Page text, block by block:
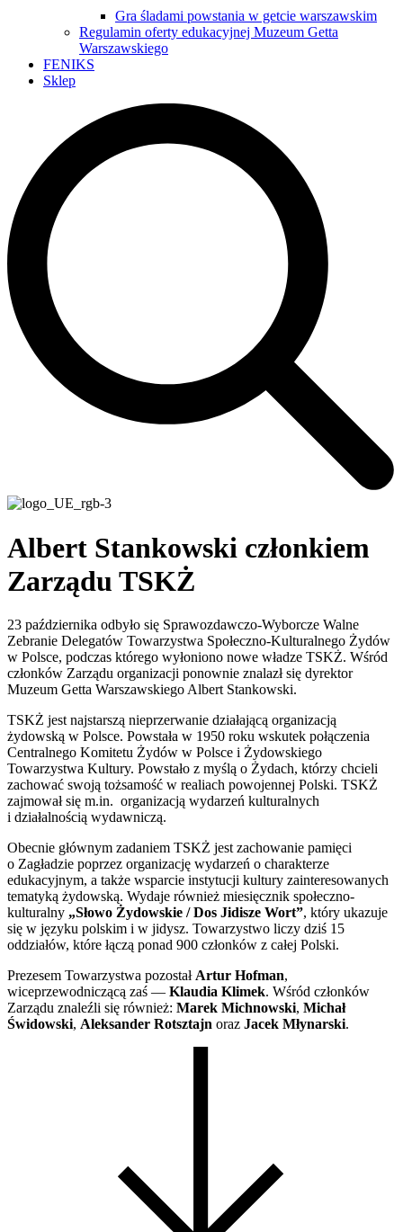
Gra śladami powstania w getcie warszawskim
Regulamin oferty edukacyjnej Muzeum Getta
Warszawskiego
FENIKS
Sklep
Albert Stankowski członkiem
Zarządu TSKŻ
23 października odbyło się Sprawozdawczo-Wyborcze Walne
Zebranie Delegatów Towarzystwa Społeczno-Kulturalnego Żydów
w Polsce, podczas którego wyłoniono nowe władze TSKŻ. Wśród
członków Zarządu organizacji ponownie znalazł się dyrektor
Muzeum Getta Warszawskiego Albert Stankowski.
TSKŻ jest najstarszą nieprzerwanie działającą organizacją
żydowską w Polsce. Powstała w 1950 roku wskutek połączenia
Centralnego Komitetu Żydów w Polsce i Żydowskiego
Towarzystwa Kultury. Powstało z myślą o Żydach, którzy chcieli
zachować swoją tożsamość w realiach powojennej Polski. TSKŻ
zajmował się m.in. organizacją wydarzeń kulturalnych
i działalnością wydawniczą.
Obecnie głównym zadaniem TSKŻ jest zachowanie pamięci
o Zagładzie poprzez organizację wydarzeń o charakterze
edukacyjnym, a także wsparcie instytucji kultury zainteresowanych
tematyką żydowską. Wydaje również miesięcznik społeczno-
kulturalny „Słowo Żydowskie / Dos Jidisze Wort”, który ukazuje
się w języku polskim i w jidysz. Towarzystwo liczy dziś 15
oddziałów, które łączą ponad 900 członków z całej Polski.
Prezesem Towarzystwa pozostał Artur Hofman,
wiceprzewodniczącą zaś — Klaudia Klimek. Wśród członków
Zarządu znaleźli się również: Marek Michnowski, Michał
Świdowski, Aleksander Rotsztajn oraz Jacek Młynarski.